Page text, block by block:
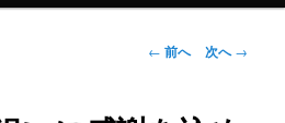
投
ビ
← 前へ 次へ→